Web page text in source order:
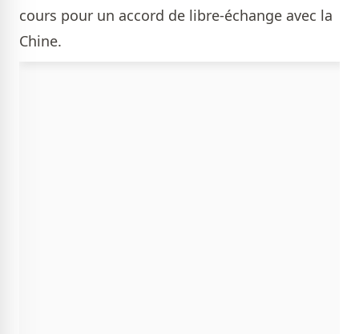
cours pour un accord de libre-échange avec la
Chine.